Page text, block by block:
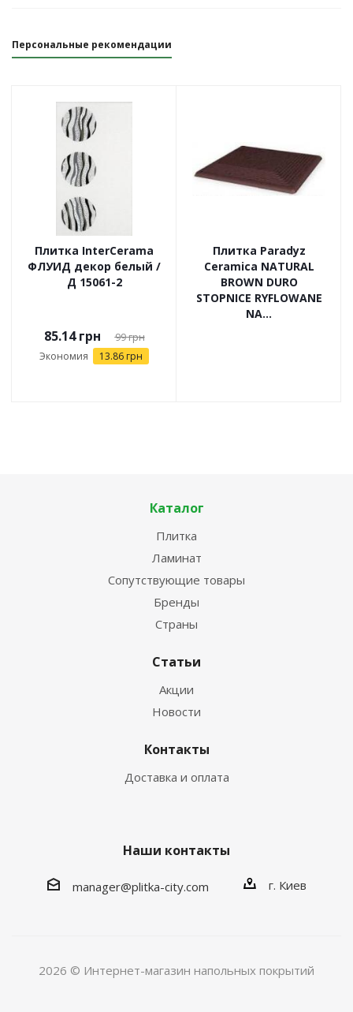
Персональные рекомендации
Плитка InterCerama
ФЛУИД декор белый /
Д 15061-2
85.14грн 99грн
Экономия 13.86 грн
Плитка Paradyz
Ceramica NATURAL
BROWN DURO
STOPNICE RYFLOWANE
NA...
Каталог
Плитка
Ламинат
Сопутствующие товары
Бренды
Страны
Статьи
Акции
Новости
Контакты
Доставка и оплата
Наши контакты
manager@plitka-city.com г. Киев
2026 © Интернет-магазин напольных покрытий